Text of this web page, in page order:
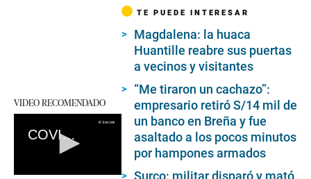
VIDEO RECOMENDADO
COVID-19: Tercera dosis de la vacuna a niños y niñas de 5 a 11 años es autorizada por el MINSA
TE PUEDE INTERESAR
Magdalena: la huaca
Huantille reabre sus puertas
a vecinos y visitantes
“Me tiraron un cachazo”:
empresario retiró S/14 mil de
un banco en Breña y fue
asaltado a los pocos minutos
por hampones armados
Surco: militar disparó y mató